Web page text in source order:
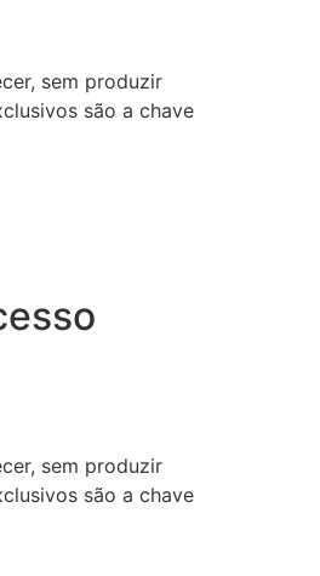
sem produzir
são a chave
sem produzir
são a chave